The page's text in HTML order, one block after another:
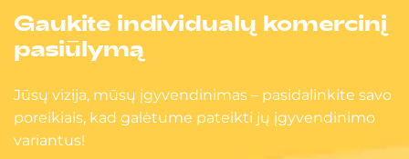
Gaukite individualų komercinį
pasiūlymą
Jūsų vizija, mūsų įgyvendinimas – pasidalinkite savo
poreikiais, kad galėtume pateikti jų įgyvendinimo
variantus!